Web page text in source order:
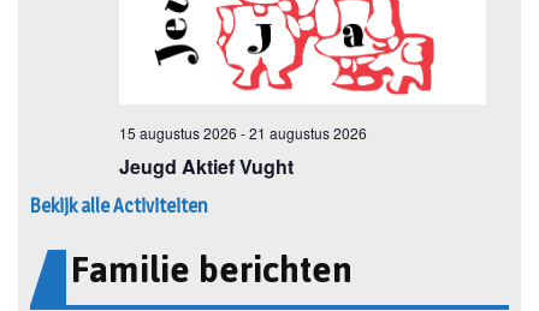
Bekijk alle Activiteiten
Familie berichten